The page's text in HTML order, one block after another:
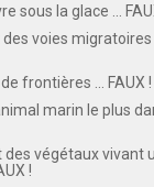
sous la glace ...
voies migratoires
de frontières ... FAUX !
marin le plus
des végétaux vivant
!